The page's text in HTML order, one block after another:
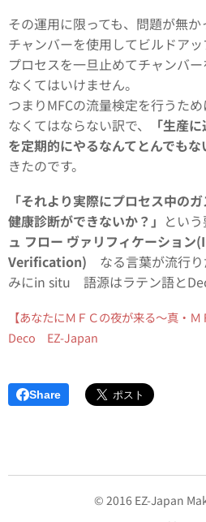
その運用に限っても、問題が無か
チャンバーを使用してビルドアッ
プロセスを一旦止めてチャンバ
なくてはいけません。
つまりMFCの流量検定を行うた
なくてはならない訳で、
「生産
を定期的にやるなんてとんでもな
きたのです。
「それより実際にプロセス中の
健康診断ができないか？」 という
ュ フロー ヴァリフィケーショ
Verification) なる言葉が流行
みにin situ 語源はラテン語と
【あなたにＭＦＣの夜が来る～真・
Deco EZ-Japan
Share
© 2016 EZ-Japan